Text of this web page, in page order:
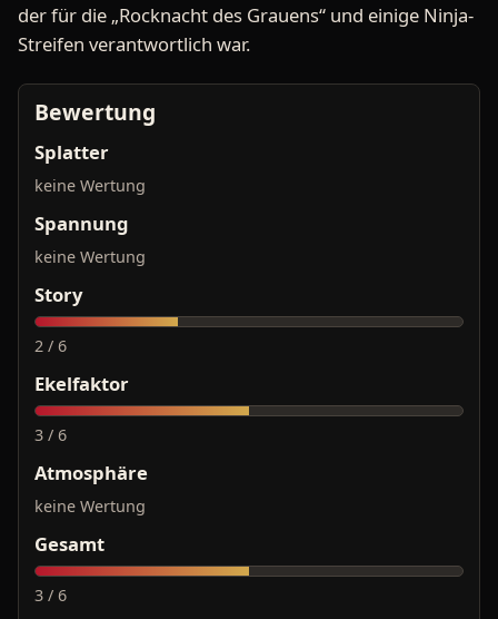
der für die „Rocknacht des Grauens“ und einige Ninja-
Streifen verantwortlich war.
Bewertung
Splatter
keine Wertung
Spannung
keine Wertung
Story
2 / 6
Ekelfaktor
3 / 6
Atmosphäre
keine Wertung
Gesamt
3 / 6